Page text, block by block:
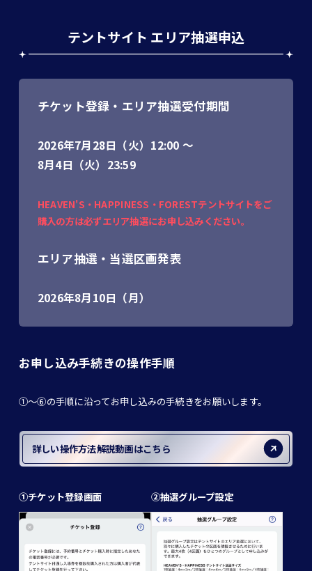
テントサイト エリア抽選申込
チケット登録・エリア抽選受付期間
2026年7月28日（火）12:00 〜
8月4日（火）23:59
HEAVEN'S・HAPPINESS・FORESTテントサイトをご
購入の方は必ずエリア抽選にお申し込みください。
エリア抽選・当選区画発表
2026年8月10日（月）
お申し込み手続きの操作手順
①〜⑥の手順に沿ってお申し込みの手続きをお願いします。
詳しい操作方法解説動画はこちら
①チケット登録画面 ②抽選グループ設定